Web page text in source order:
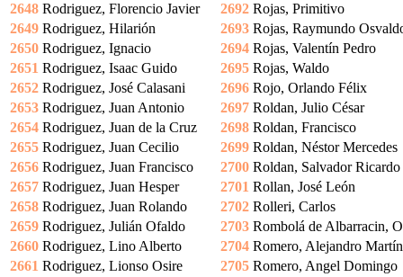
2648 Rodriguez, Florencio Javier 2692 Rojas, Primitivo
2649 Rodriguez, Hilarión 2693 Rojas, Raymundo
2650 Rodriguez, Ignacio 2694 Rojas, Valentín Pedro
2651 Rodriguez, Isaac Guido 2695 Rojas, Waldo
2652 Rodriguez, José Calasani 2696 Rojo, Orlando Félix
2653 Rodriguez, Juan Antonio 2697 Roldan, Julio César
2654 Rodriguez, Juan de la Cruz 2698 Roldan, Francisco
2655 Rodriguez, Juan Cecilio 2699 Roldan, Néstor Mercedes
2656 Rodriguez, Juan Francisco 2700 Roldan, Salvador Ricardo
2657 Rodriguez, Juan Hesper 2701 Rollan, José León
2658 Rodriguez, Juan Rolando 2702 Rolleri, Carlos
2659 Rodriguez, Julián Ofaldo 2703 Rombolá de Albarracin,
2660 Rodriguez, Lino Alberto 2704 Romero, Alejandro Martín
2661 Rodriguez, Lionso Osire 2705 Romero, Angel Domingo